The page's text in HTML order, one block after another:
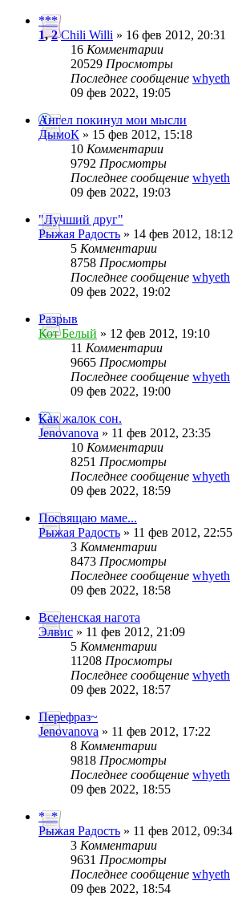
***
1,2 Chili Willi » 16 фев 2012, 20:31
16 Комментарии
20529 Просмотры
Последнее сообщение whyeth
09 фев 2022, 19:05
Ангел покинул мои мысли
ДымоК » 15 фев 2012, 15:18
10 Комментарии
9792 Просмотры
Последнее сообщение whyeth
09 фев 2022, 19:03
"Лучший друг"
Рыжая Радость » 14 фев 2012, 18:12
5 Комментарии
8758 Просмотры
Последнее сообщение whyeth
09 фев 2022, 19:02
Разрыв
Кот Белый » 12 фев 2012, 19:10
11 Комментарии
9665 Просмотры
Последнее сообщение whyeth
09 фев 2022, 19:00
Как жалок сон.
Jenovanova » 11 фев 2012, 23:35
10 Комментарии
8251 Просмотры
Последнее сообщение whyeth
09 фев 2022, 18:59
Посвящаю маме...
Рыжая Радость » 11 фев 2012, 22:55
3 Комментарии
8473 Просмотры
Последнее сообщение whyeth
09 фев 2022, 18:58
Вселенская нагота
Элвис » 11 фев 2012, 21:09
5 Комментарии
11208 Просмотры
Последнее сообщение whyeth
09 фев 2022, 18:57
Перефраз~
Jenovanova » 11 фев 2012, 17:22
8 Комментарии
9818 Просмотры
Последнее сообщение whyeth
09 фев 2022, 18:55
*_*
Рыжая Радость » 11 фев 2012, 09:34
3 Комментарии
9631 Просмотры
Последнее сообщение whyeth
09 фев 2022, 18:54